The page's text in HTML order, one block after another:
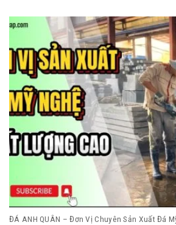
ĐÁ ANH QUÂN – Đơn Vị Chuyên Sản Xuất Đá